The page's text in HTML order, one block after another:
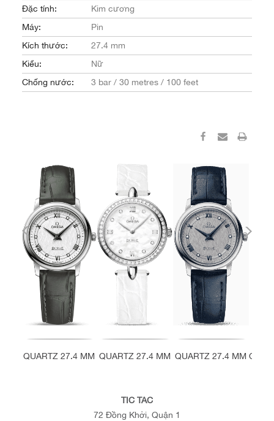
Đặc tính:
Kim cương
Máy:
Pin
Kích thước:
27.4 mm
Kiểu:
Nữ
Chống nước:
3 bar / 30 metres / 100 feet
QUARTZ 27.4 MM QUARTZ 27.4 MM QUARTZ 27.4 MM
TIC TAC
72 Đồng Khởi, Quận 1